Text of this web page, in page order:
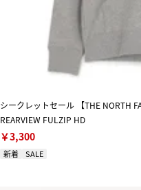
シークレットセール 【THE NORTH
REARVIEW FULZIP HD
￥3,300
新着 SALE